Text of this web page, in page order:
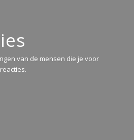
van de mensen die je voor